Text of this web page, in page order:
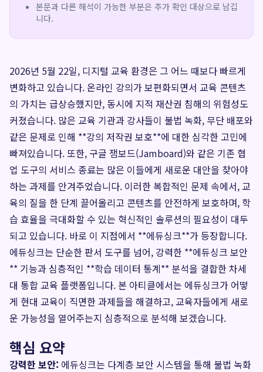
본문과 다른 해석이 가능한 부분은 추가 확인 대상으로 남깁
니다.
2026년 5월 22일, 디지털 교육 환경은 그 어느 때보다 빠르게
변화하고 있습니다. 온라인 강의가 보편화되면서 교육 콘텐츠
의 가치는 급상승했지만, 동시에 지적 재산권 침해의 위험성도
커졌습니다. 많은 교육 기관과 강사들이 불법 녹화, 무단 배포와
같은 문제로 인해 **강의 저작권 보호**에 대한 심각한 고민에
빠져있습니다. 또한, 구글 잼보드(Jamboard)와 같은 기존 협
업 도구의 서비스 종료는 많은 이들에게 새로운 대안을 찾아야
하는 과제를 안겨주었습니다. 이러한 복합적인 문제 속에서, 교
육의 질을 한 단계 끌어올리고 콘텐츠를 안전하게 보호하며, 학
습 효율을 극대화할 수 있는 혁신적인 솔루션의 필요성이 대두
되고 있습니다. 바로 이 지점에서 **에듀싱크**가 등장합니다.
에듀싱크는 단순한 판서 도구를 넘어, 강력한 **에듀싱크 보안
** 기능과 심층적인 **학습 데이터 통계** 분석을 결합한 차세
대 통합 교육 플랫폼입니다. 본 아티클에서는 에듀싱크가 어떻
게 현대 교육이 직면한 과제들을 해결하고, 교육자들에게 새로
운 가능성을 열어주는지 심층적으로 분석해 보겠습니다.
핵심 요약
강력한 보안: 에듀싱크는 다계층 보안 시스템을 통해 불법 녹화